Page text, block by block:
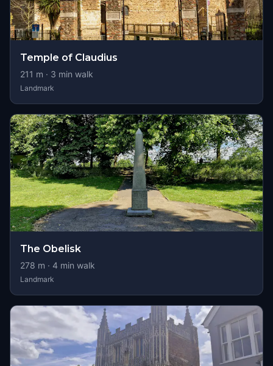
Temple of Claudius
211 m · 3 min walk
Landmark
The Obelisk
278 m · 4 min walk
Landmark